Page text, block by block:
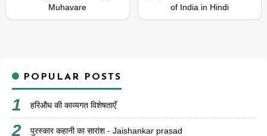
Muhavare
of India in Hindi
POPULAR POSTS
हरिऔध की काव्यगत विशेषताएँ
पुरस्कार कहानी का सारांश - Jaishankar prasad